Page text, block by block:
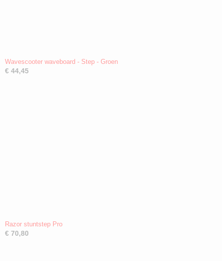
Wavescooter waveboard - Step - Groen
€ 44,45
Razor stuntstep Pro
€ 70,80